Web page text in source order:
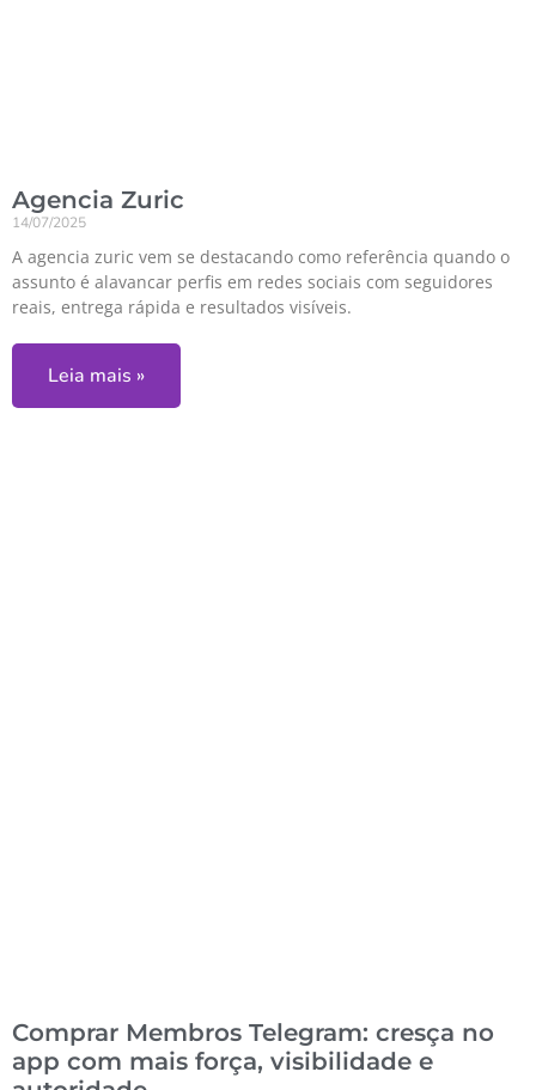
Agencia Zuric
14/07/2025
A agencia zuric vem se destacando como referência quando o
assunto é alavancar perfis em redes sociais com seguidores
reais, entrega rápida e resultados visíveis.
Leia mais »
Comprar Membros Telegram: cresça no
app com mais força, visibilidade e